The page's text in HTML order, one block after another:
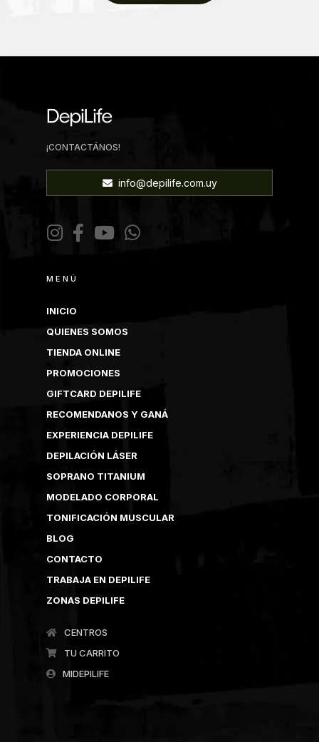
¡CONTACTÁNOS!
info@depilife.com.uy
MENÚ
INICIO
QUIENES SOMOS
TIENDA ONLINE
PROMOCIONES
GIFTCARD DEPILIFE
RECOMENDANOS Y GANÁ
EXPERIENCIA DEPILIFE
DEPILACIÓN LÁSER
SOPRANO TITANIUM
MODELADO CORPORAL
TONIFICACIÓN MUSCULAR
BLOG
CONTACTO
TRABAJA EN DEPILIFE
ZONAS DEPILIFE
CENTROS
TU CARRITO
MIDEPILIFE